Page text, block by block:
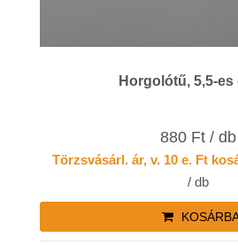
Horgolótű, 5,5-es
880 Ft / db
Törzsvásárl. ár, v. 10 e. Ft
/ db